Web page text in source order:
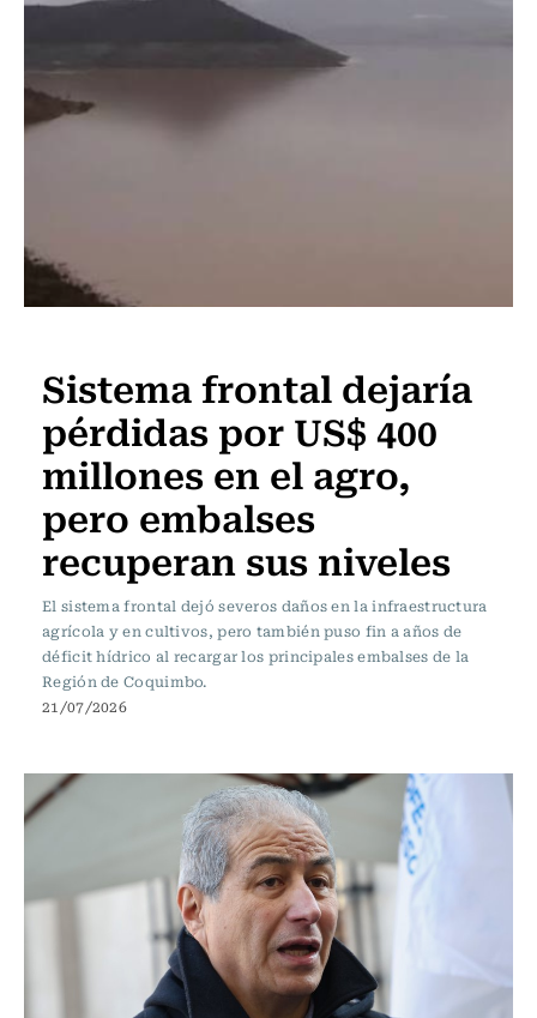
Sistema frontal dejaría
pérdidas por US$ 400
millones en el agro,
pero embalses
recuperan sus niveles
El sistema frontal dejó severos daños en la infraestructura
agrícola y en cultivos, pero también puso fin a años de
déficit hídrico al recargar los principales embalses de la
Región de Coquimbo.
21/07/2026